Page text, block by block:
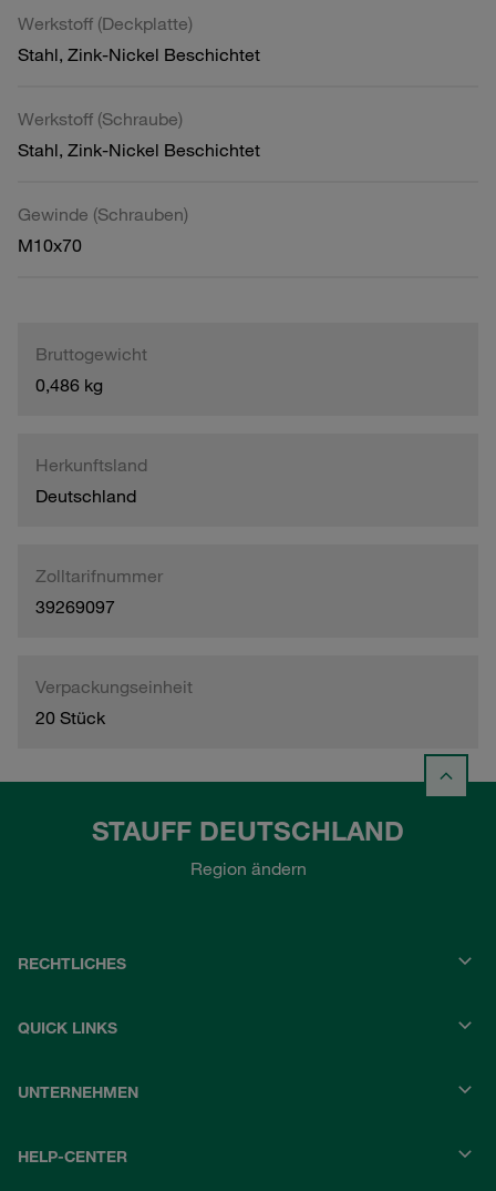
Werkstoff (Deckplatte)
Stahl, Zink-Nickel Beschichtet
Werkstoff (Schraube)
Stahl, Zink-Nickel Beschichtet
Gewinde (Schrauben)
M10x70
Bruttogewicht
0,486 kg
Herkunftsland
Deutschland
Zolltarifnummer
39269097
Verpackungseinheit
20 Stück
STAUFF DEUTSCHLAND
Region ändern
RECHTLICHES
QUICK LINKS
UNTERNEHMEN
HELP-CENTER